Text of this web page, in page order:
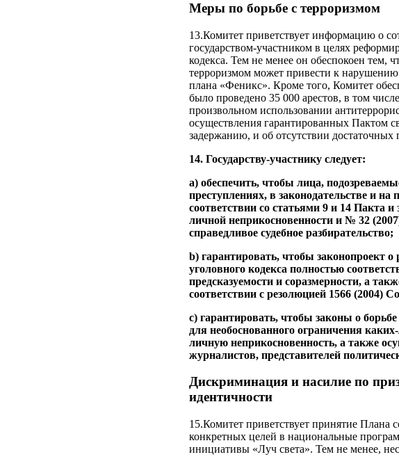
Меры по борьбе с терроризмом
13.Комитет приветствует информацию о
государством-участником в целях
кодекса. Тем не менее он обеспокоен тем,
терроризмом может привести к
плана «Феникс». Кроме того, Комитет
было проведено 35 000 арестов, в том
произвольном использовании
осуществления гарантированных Пактом
задержанию, и об отсутствии
14. Государству-участнику следует:
a) обеспечить, чтобы лица,
преступлениях, в законодательстве и
соответствии со статьями 9 и 14 Пакта
личной неприкосновенности и № 32
справедливое судебное разбирательство;
b) гарантировать, чтобы законопроект
уголовного кодекса полностью
предсказуемости и соразмерности, а
соответствии с резолюцией 1566 (2004)
c) гарантировать, чтобы законы о
для необоснованного ограничения
личную неприкосновенность, а также
журналистов, представителей
Дискриминация и насилие по
идентичности
15.Комитет приветствует принятие Плана
конкретных целей в национальные
инициативы «Луч света». Тем не менее,